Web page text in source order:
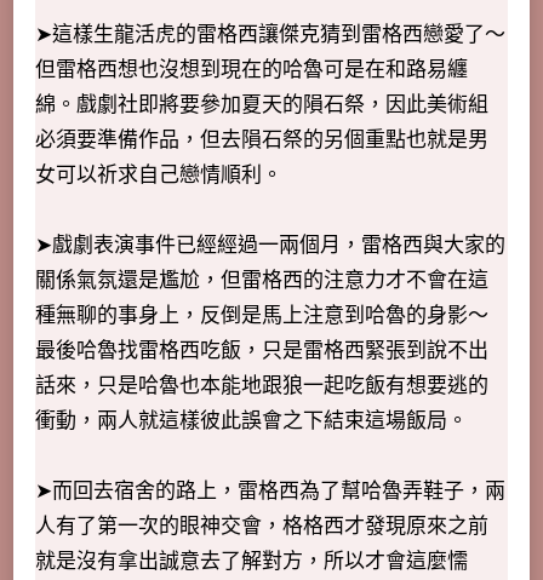
➤這樣生龍活虎的雷格西讓傑克猜到雷格西戀愛了～
但雷格西想也沒想到現在的哈魯可是在和路易纏
綿。戲劇社即將要參加夏天的隕石祭，因此美術組
必須要準備作品，但去隕石祭的另個重點也就是男
女可以祈求自己戀情順利。
➤戲劇表演事件已經經過一兩個月，雷格西與大家的
關係氣氛還是尷尬，但雷格西的注意力才不會在這
種無聊的事身上，反倒是馬上注意到哈魯的身影～
最後哈魯找雷格西吃飯，只是雷格西緊張到說不出
話來，只是哈魯也本能地跟狼一起吃飯有想要逃的
衝動，兩人就這樣彼此誤會之下結束這場飯局。
➤而回去宿舍的路上，雷格西為了幫哈魯弄鞋子，兩
人有了第一次的眼神交會，格格西才發現原來之前
就是沒有拿出誠意去了解對方，所以才會這麼懦